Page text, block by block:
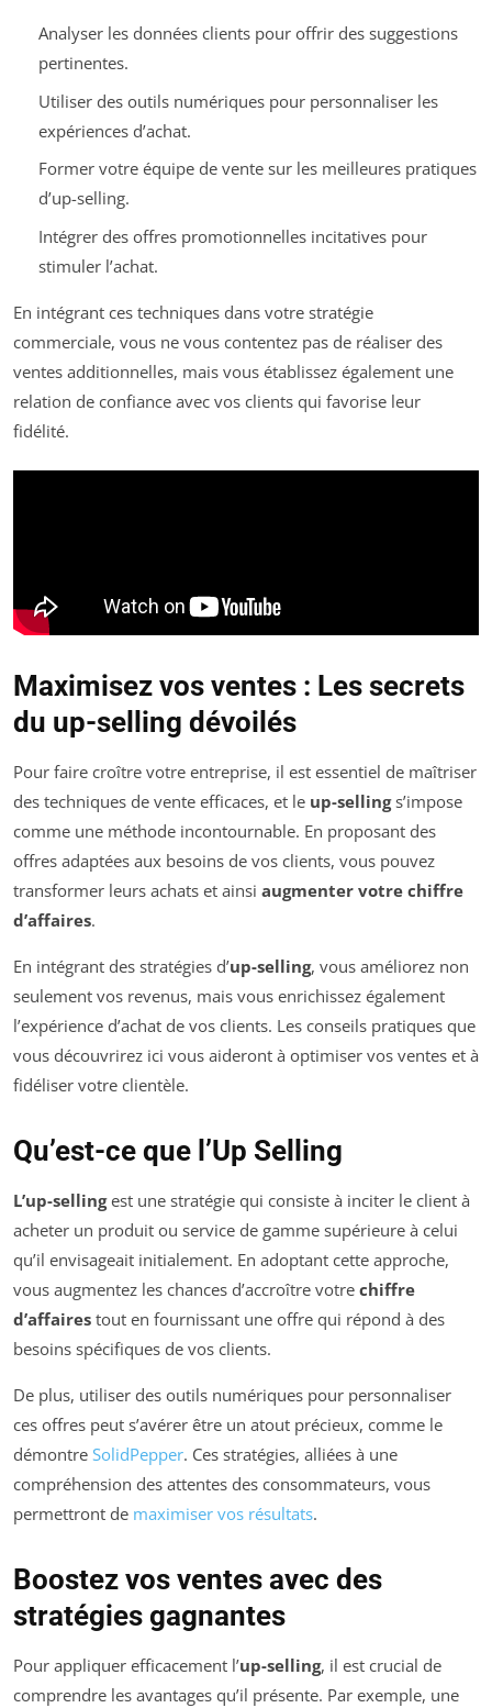
Analyser les données clients pour offrir des suggestions
pertinentes.
Utiliser des outils numériques pour personnaliser les
expériences d’achat.
Former votre équipe de vente sur les meilleures pratiques
d’up-selling.
Intégrer des offres promotionnelles incitatives pour
stimuler l’achat.
En intégrant ces techniques dans votre stratégie
commerciale, vous ne vous contentez pas de réaliser des
ventes additionnelles, mais vous établissez également une
relation de confiance avec vos clients qui favorise leur
fidélité.
Maximisez vos ventes : Les secrets
du up-selling dévoilés
Pour faire croître votre entreprise, il est essentiel de maîtriser
des techniques de vente efficaces, et le up-sellings’impose
comme une méthode incontournable. En proposant des
offres adaptées aux besoins de vos clients, vous pouvez
transformer leurs achats et ainsi augmenter votre chiffre
d’affaires.
En intégrant des stratégies d’up-selling, vous améliorez non
seulement vos revenus, mais vous enrichissez également
l’expérience d’achat de vos clients. Les conseils pratiques que
vous découvrirez ici vous aideront à optimiser vos ventes et à
fidéliser votre clientèle.
Qu’est-ce que l’Up Selling
L’up-sellingest une stratégie qui consiste à inciter le client à
acheter un produit ou service de gamme supérieure à celui
qu’il envisageait initialement. En adoptant cette approche,
vous augmentez les chances d’accroître votre chiffre
d’affaires tout en fournissant une offre qui répond à des
besoins spécifiques de vos clients.
De plus, utiliser des outils numériques pour personnaliser
ces offres peut s’avérer être un atout précieux, comme le
démontre SolidPepper. Ces stratégies, alliées à une
compréhension des attentes des consommateurs, vous
permettront de maximiser vos résultats.
Boostez vos ventes avec des
stratégies gagnantes
Pour appliquer efficacement l’up-selling, il est crucial de
comprendre les avantages qu’il présente. Par exemple, une